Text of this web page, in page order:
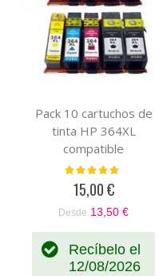
Pack 10 cartuchos de
tinta HP 364XL
compatible
Valoración:
15,00 €
Desde 13,50 €
Recíbelo el
12/08/2026